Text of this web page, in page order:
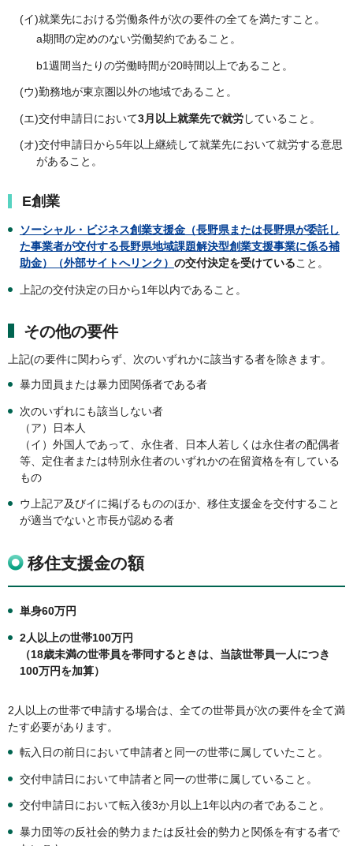
(イ)就業先における労働条件が次の要件の全てを満たすこと。
a期間の定めのない労働契約であること。
b1週間当たりの労働時間が20時間以上であること。
(ウ)勤務地が東京圏以外の地域であること。
(エ)交付申請日において3月以上就業先で就労していること。
(オ)交付申請日から5年以上継続して就業先において就労する意思
があること。
E創業
ソーシャル・ビジネス創業支援金（長野県または長野県が委託し
た事業者が交付する長野県地域課題解決型創業支援事業に係る補
助金）（外部サイトへリンク） の交付決定を受けていること。
上記の交付決定の日から1年以内であること。
その他の要件
上記(の要件に関わらず、次のいずれかに該当する者を除きます。
暴力団員または暴力団関係者である者
次のいずれにも該当しない者
（ア）日本人
（イ）外国人であって、永住者、日本人若しくは永住者の配偶者
等、定住者または特別永住者のいずれかの在留資格を有している
もの
ウ上記ア及びイに掲げるもののほか、移住支援金を交付すること
が適当でないと市長が認める者
移住支援金の額
単身60万円
2人以上の世帯100万円
（18歳未満の世帯員を帯同するときは、当該世帯員一人につき
100万円を加算）
2人以上の世帯で申請する場合は、全ての世帯員が次の要件を全て満
たす必要があります。
転入日の前日において申請者と同一の世帯に属していたこと。
交付申請日において申請者と同一の世帯に属していること。
交付申請日において転入後3か月以上1年以内の者であること。
暴力団等の反社会的勢力または反社会的勢力と関係を有する者で